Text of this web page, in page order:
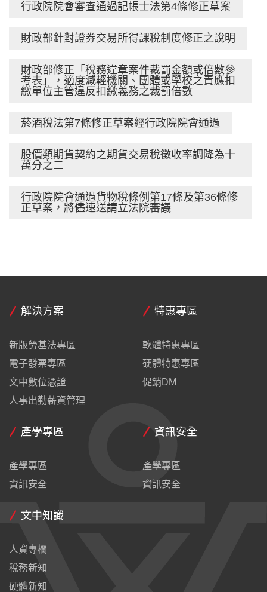
行政院院會審查通過記帳士法第4條修正草案
財政部針對證券交易所得課稅制度修正之說明
財政部修正「稅務違章案件裁罰金額或倍數參
考表」，適度減輕機關、團體或學校之責應扣
繳單位主管違反扣繳義務之裁罰倍數
菸酒稅法第7條修正草案經行政院院會通過
股價類期貨契約之期貨交易稅徵收率調降為十
萬分之二
行政院院會通過貨物稅條例第17條及第36條修
正草案，將儘速送請立法院審議
解決方案
新版勞基法專區
電子發票專區
文中數位憑證
人事出勤薪資管理
特惠專區
軟體特惠專區
硬體特惠專區
促銷DM
產學專區
產學專區
資訊安全
資訊安全
產學專區
資訊安全
文中知識
人資專欄
稅務新知
硬體新知